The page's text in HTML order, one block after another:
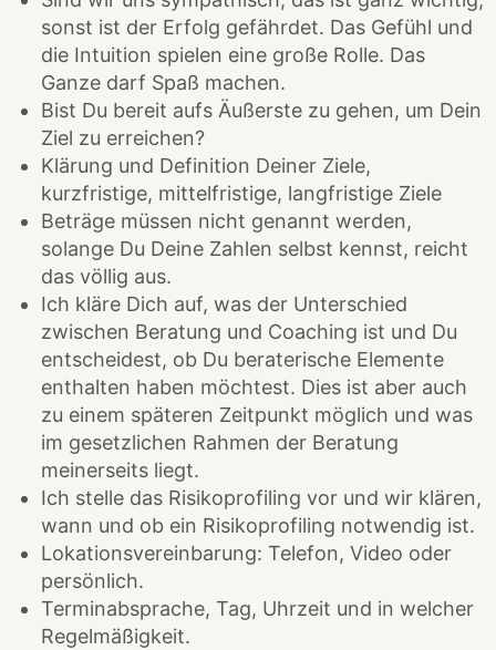
sonst ist der Erfolg gefährdet. Das Gefühl und
die Intuition spielen eine große Rolle. Das
Ganze darf Spaß machen.
Bist Du bereit aufs Äußerste zu gehen, um Dein
Ziel zu erreichen?
Klärung und Definition Deiner Ziele,
kurzfristige, mittelfristige, langfristige Ziele
Beträge müssen nicht genannt werden,
solange Du Deine Zahlen selbst kennst, reicht
das völlig aus.
Ich kläre Dich auf, was der Unterschied
zwischen Beratung und Coaching ist und Du
entscheidest, ob Du beraterische Elemente
enthalten haben möchtest. Dies ist aber auch
zu einem späteren Zeitpunkt möglich und was
im gesetzlichen Rahmen der Beratung
meinerseits liegt.
Ich stelle das Risikoprofiling vor und wir klären,
wann und ob ein Risikoprofiling notwendig ist.
Lokationsvereinbarung: Telefon, Video oder
persönlich.
Terminabsprache, Tag, Uhrzeit und in welcher
Regelmäßigkeit.